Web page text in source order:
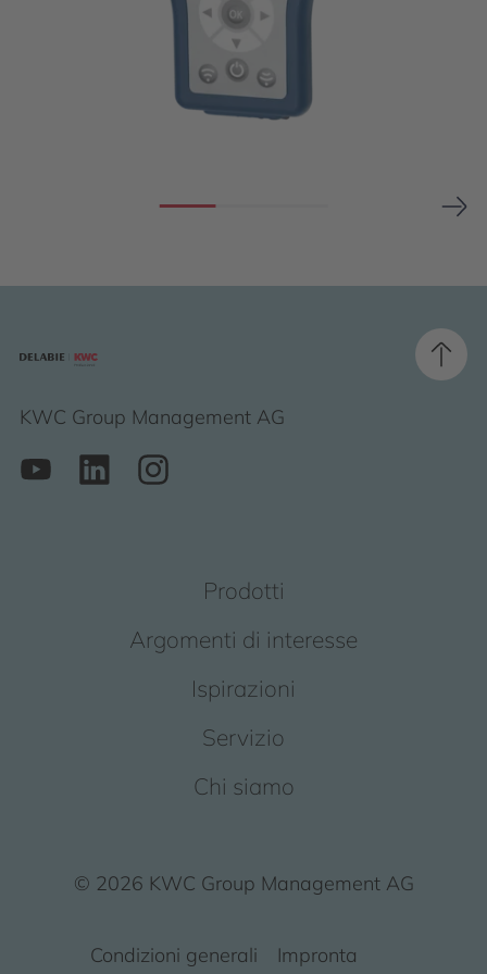
KWC Group Management AG
Prodotti
Argomenti di interesse
Ispirazioni
Servizio
Chi siamo
© 2026 KWC Group Management AG
Condizioni generali
Impronta